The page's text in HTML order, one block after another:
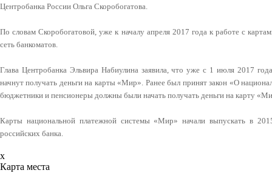
Центробанка России Ольга Скоробогатова.
По словам Скоробогатовой, уже к началу апреля 2017 года к работе с
сеть банкоматов.
Глава Центробанка Эльвира Набиулина заявила, что уже с 1 июля 2017
начнут получать деньги на карты «Мир». Ранее был принят закон «О
бюджетники и пенсионеры должны были начать получать деньги на карту
Карты национальной платежной системы «Мир» начали выпускать в
российских банка.
x
Карта места